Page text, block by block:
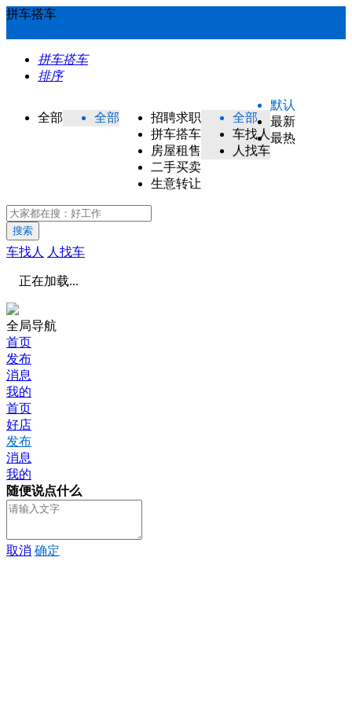
拼车搭车
拼车搭车
排序
全部 全部
招聘求职
拼车搭车
房屋租售
二手买卖
生意转让
全部
车找人
人找车
默认
最新
最热
搜索
车找人 人找车
正在加载...
全局导航
首页
发布
消息
我的
首页
好店
发布
消息
我的
随便说点什么
取消 确定